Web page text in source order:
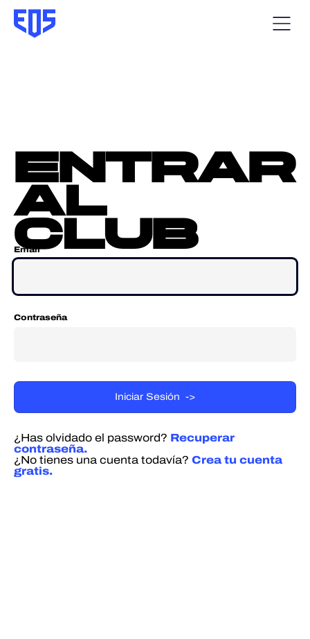
entrar
al
club
Email
Contraseña
¿Has olvidado el password? Recuperar
contraseña.
¿No tienes una cuenta todavía? Crea tu cuenta
gratis.